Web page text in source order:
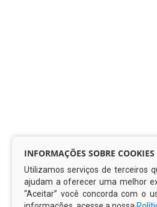
INFORMAÇÕES SOBRE COOKIES
Utilizamos serviços de terceiros
ajudam a oferecer uma melhor
“Aceitar” você concorda com o